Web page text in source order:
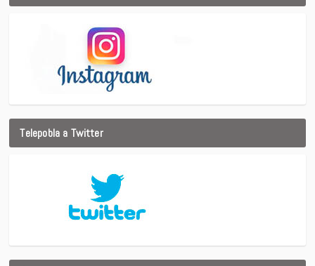
Telepobla a Twitter